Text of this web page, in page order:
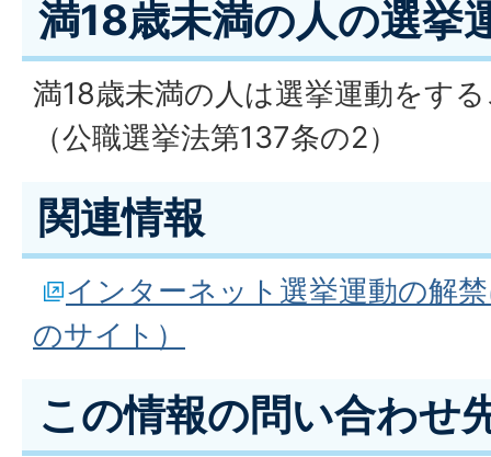
満18歳未満の人の選挙
満18歳未満の人は選挙運動をす
（公職選挙法第137条の2）
関連情報
インターネット選挙運動の解
のサイト）
この情報の問い合わせ